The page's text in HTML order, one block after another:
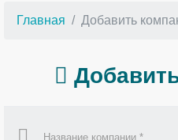
Главная Добавить